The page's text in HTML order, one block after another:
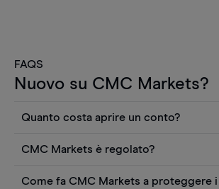
FAQS
Nuovo su CMC Markets?
Quanto costa aprire un conto?
Puoi anche visualizzare gratuitamente i
utilizzare strumenti come grafici,
CMC Markets è regolato?
Come fa CMC Markets a proteggere